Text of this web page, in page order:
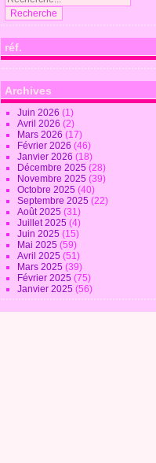
réf.
Archives
Juin 2026(1)
Avril 2026(2)
Mars 2026(17)
Février 2026(46)
Janvier 2026(18)
Décembre 2025(28)
Novembre 2025(39)
Octobre 2025(40)
Septembre 2025(22)
Août 2025(31)
Juillet 2025(4)
Juin 2025(15)
Mai 2025(59)
Avril 2025(51)
Mars 2025(39)
Février 2025(75)
Janvier 2025(56)